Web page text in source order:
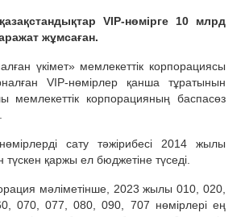
VIP-нөмірге 10 млрд
жұмсаған.
үкімет» мемлекеттік корпорациясы
VIP-нөмірлер қанша тұратынын
мемлекеттік корпорацияның баспасөз
сату тәжірибесі 2014 жылы
түскен қаржы ел бюджетіне түседі.
мәліметінше, 2023 жылы 010, 020,
070, 077, 080, 090, 707 нөмірлері ең